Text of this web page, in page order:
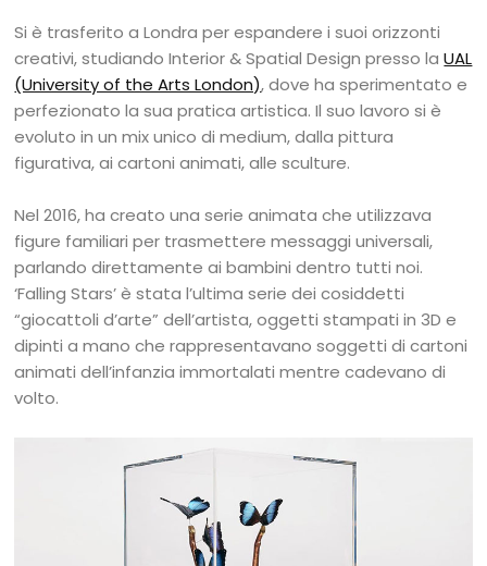
Si è trasferito a Londra per espandere i suoi orizzonti
creativi, studiando Interior & Spatial Design presso laUAL
(University of the Arts London), dove ha sperimentato e
perfezionato la sua pratica artistica. Il suo lavoro si è
evoluto in un mix unico di medium, dalla pittura
figurativa, ai cartoni animati, alle sculture.
Nel 2016, ha creato una serie animata che utilizzava
figure familiari per trasmettere messaggi universali,
parlando direttamente ai bambini dentro tutti noi.
‘Falling Stars’ è stata l’ultima serie dei cosiddetti
“giocattoli d’arte” dell’artista, oggetti stampati in 3D e
dipinti a mano che rappresentavano soggetti di cartoni
animati dell’infanzia immortalati mentre cadevano di
volto.